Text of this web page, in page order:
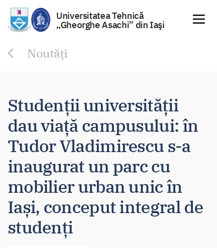
Universitatea Tehnică
„Gheorghe Asachi” din Iaşi
Noutăți
Studenții universității
dau viață campusului: în
Tudor Vladimirescu s-a
inaugurat un parc cu
mobilier urban unic în
Iași, conceput integral de
studenți